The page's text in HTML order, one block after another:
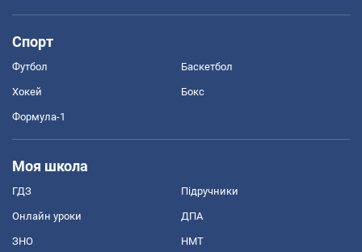
Спорт
Футбол Баскетбол
Хокей Бокс
Формула-1
Моя школа
ГДЗ Підручники
Онлайн уроки ДПА
ЗНО НМТ